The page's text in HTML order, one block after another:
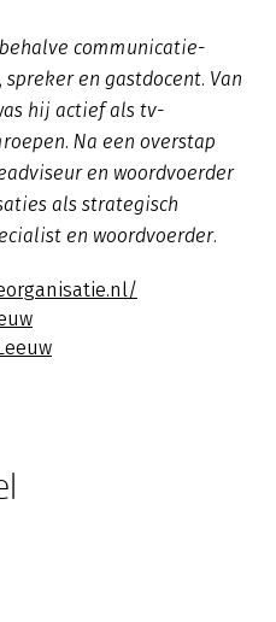
communicatie-
en gastdocent. Van
hij actief als tv-
Na een overstap
en woordvoerder
als strategisch
en woordvoerder.